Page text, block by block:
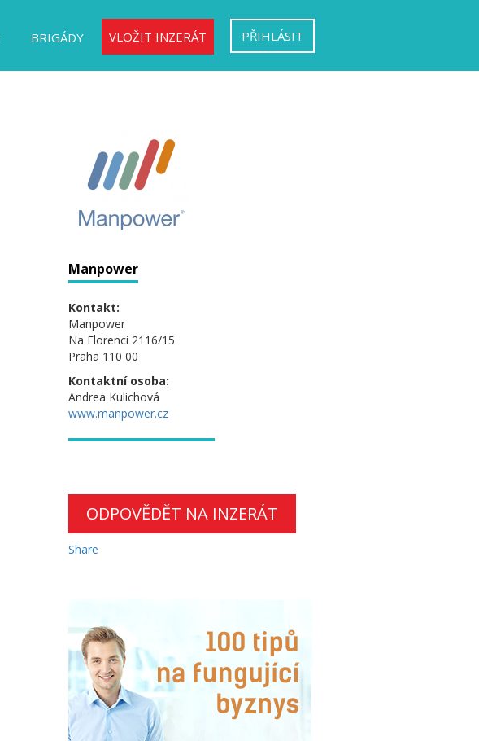
BRIGÁDY VLOŽIT INZERÁT PŘIHLÁSIT
Manpower
Kontakt:
Manpower
Na Florenci 2116/15
Praha 110 00
Kontaktní osoba:
Andrea Kulichová
www.manpower.cz
ODPOVĚDĚT NA INZERÁT
Share